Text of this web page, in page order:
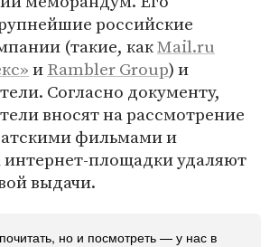
российские
(такие, какMail.ru
иRambler Group) и
Согласно документу,
вносят на рассмотрение
фильмами и
интернет-площадки удаляют
выдачи.
но и посмотреть — у нас в